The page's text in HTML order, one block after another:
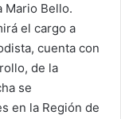
Mario Bello.
el cargo a
cuenta con
de la
se
en la Región de